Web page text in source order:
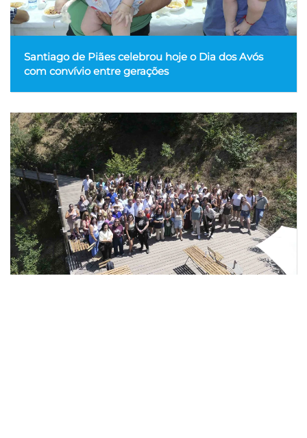
Santiago de Piães celebrou hoje o Dia dos Avós
com convívio entre gerações